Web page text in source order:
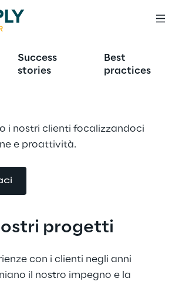
Success
stories
Best
practices
Stories
i nostri clienti focalizzandoci
e proattività.
progetti
con i clienti negli anni
il nostro impegno e la